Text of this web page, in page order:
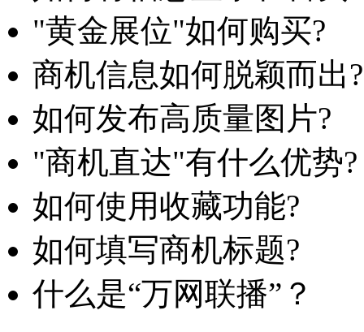
"黄金展位"如何购买?
商机信息如何脱颖而出?
如何发布高质量图片?
"商机直达"有什么优势?
如何使用收藏功能?
如何填写商机标题?
什么是“万网联播”？